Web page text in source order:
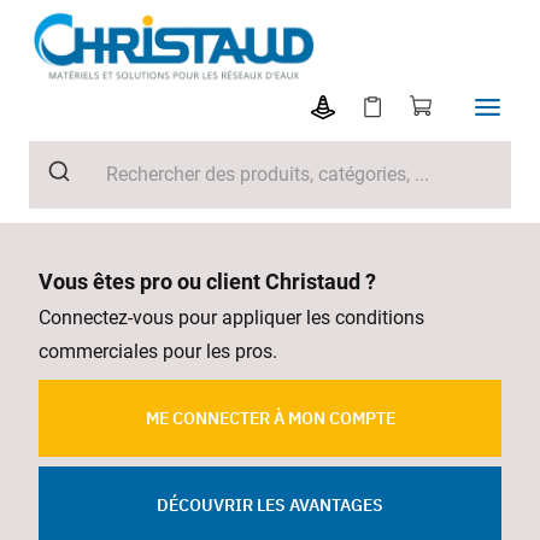
Vous êtes pro ou client Christaud ?
Connectez-vous pour appliquer les conditions
commerciales pour les pros.
ME CONNECTER À MON COMPTE
DÉCOUVRIR LES AVANTAGES